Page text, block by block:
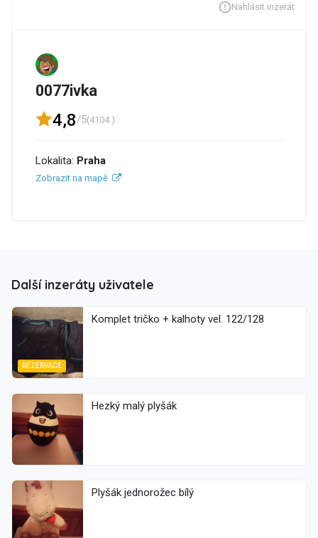
Nahlásit inzerát
0077ivka
4,8/5(4104 )
Lokalita: Praha
Zobrazit na mapě
Další inzeráty uživatele
REZERVACE
Komplet tričko + kalhoty vel. 122/128
Hezký malý plyšák
Plyšák jednorožec bílý